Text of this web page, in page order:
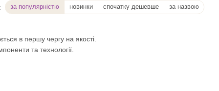
за популярністю новинки спочатку дешевше за назвою
в першу чергу на якості.
та технології.